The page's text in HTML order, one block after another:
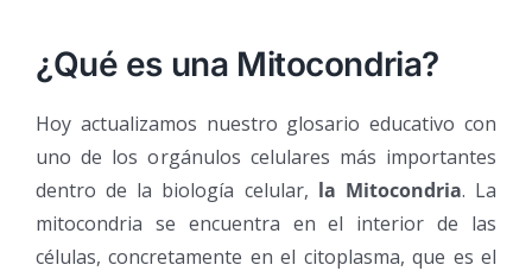
¿Qué es una Mitocondria?
Hoy actualizamos nuestro glosario educativo con
uno de los orgánulos celulares más importantes
dentro de la biología celular, la Mitocondria. La
mitocondria se encuentra en el interior de las
células, concretamente en el citoplasma, que es el